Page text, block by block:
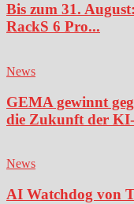
Bis zum 31.
RackS 6 Pro...
News
GEMA gewinnt
die Zukunft der
News
AI Watchdog von